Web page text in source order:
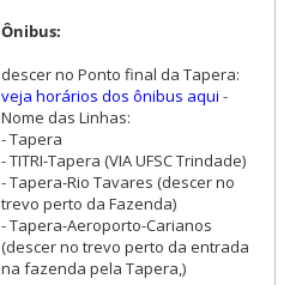
Ônibus:
descer no Ponto final da Tapera:
veja horários dos ônibus aqui -
Nome das Linhas:
- Tapera
- TITRI-Tapera (VIA UFSC Trindade)
- Tapera-Rio Tavares (descer no
trevo perto da Fazenda)
- Tapera-Aeroporto-Carianos
(descer no trevo perto da entrada
na fazenda pela Tapera,)